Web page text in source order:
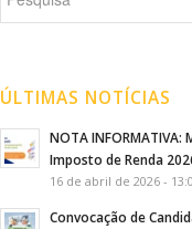
ÚLTIMAS NOTÍCIAS
NOTA INFORMATIVA:
Imposto de Renda
16 de abril de 2026 -
Convocação de